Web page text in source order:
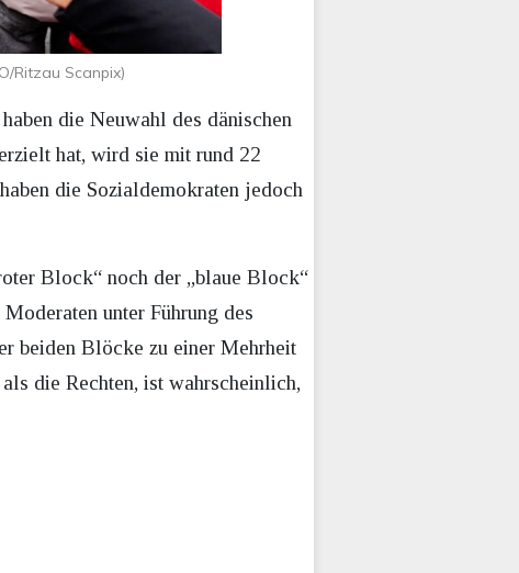
Ritzau Scanpix)
die Neuwahl des dänischen
hat, wird sie mit rund 22
die Sozialdemokraten jedoch
Block“ noch der „blaue Block“
unter Führung des
beiden Blöcke zu einer Mehrheit
die Rechten, ist wahrscheinlich,